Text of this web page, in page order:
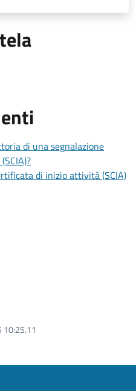
di una segnalazione
di inizio attività (SCIA)